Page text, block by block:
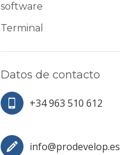
software
Terminal
Datos de contacto
+34 963 510 612
info@prodevelop.es